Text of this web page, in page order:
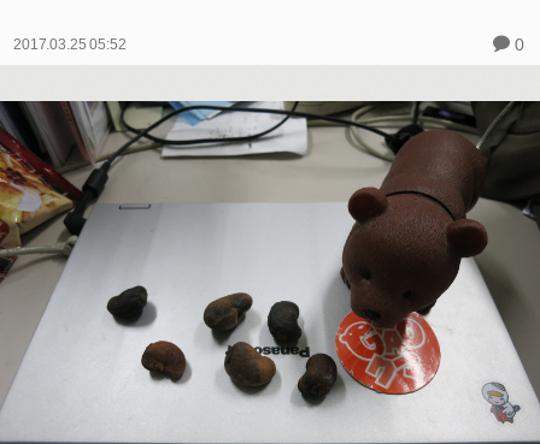
2017.03.25 05:52 0